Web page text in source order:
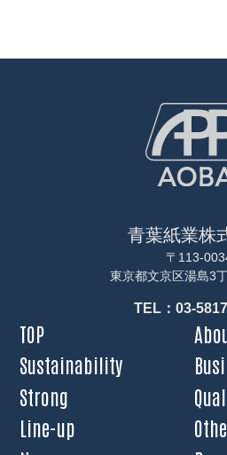
青葉紙業株
〒113-
東京都文京区湯島3
TEL：03-
TOP
Sustainability
Strong
Line-up